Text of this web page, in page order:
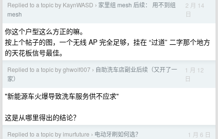
Replied to a topic by KaynWASD › 家里组 mesh 后续： 用不到组
mesh
2 月 14
日
你这个户型这么方正的嘛。
按上个帖子的图，一个无线 AP 完全足够，挂在 “过道” 二字那个地方
的天花板信号最佳。
Replied to a topic by ghwolf007 › 自助洗车店副业后续（又开了一
家）
1 月 12
日
"新能源车火爆导致洗车服务供不应求"
这是从哪里得出的结论？
Replied to a topic by imurfuture › 电动牙刷如何选？ 1 月 6 日